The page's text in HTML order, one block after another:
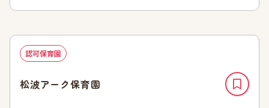
認可保育園
松波アーク保育園